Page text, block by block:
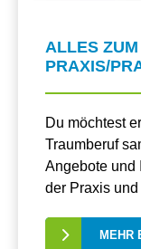
ALLES
PRAXIS/
Du möchtest
Traumberuf
Angebote und
der Praxis und
MEHR